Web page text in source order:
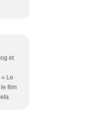
et
Le
film